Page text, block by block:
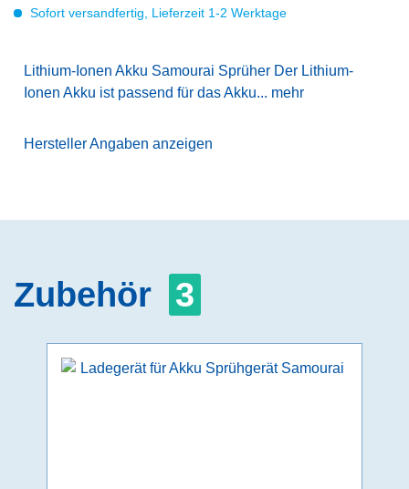
Sofort versandfertig, Lieferzeit 1-2 Werktage
Lithium-Ionen Akku Samourai Sprüher Der Lithium-
Ionen Akku ist passend für das Akku... mehr
Hersteller Angaben anzeigen
Zubehör 3